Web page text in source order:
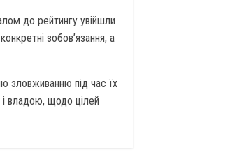
до рейтингу увійшли
зобов’язання, а
зловживанню під час їх
владою, щодо цілей